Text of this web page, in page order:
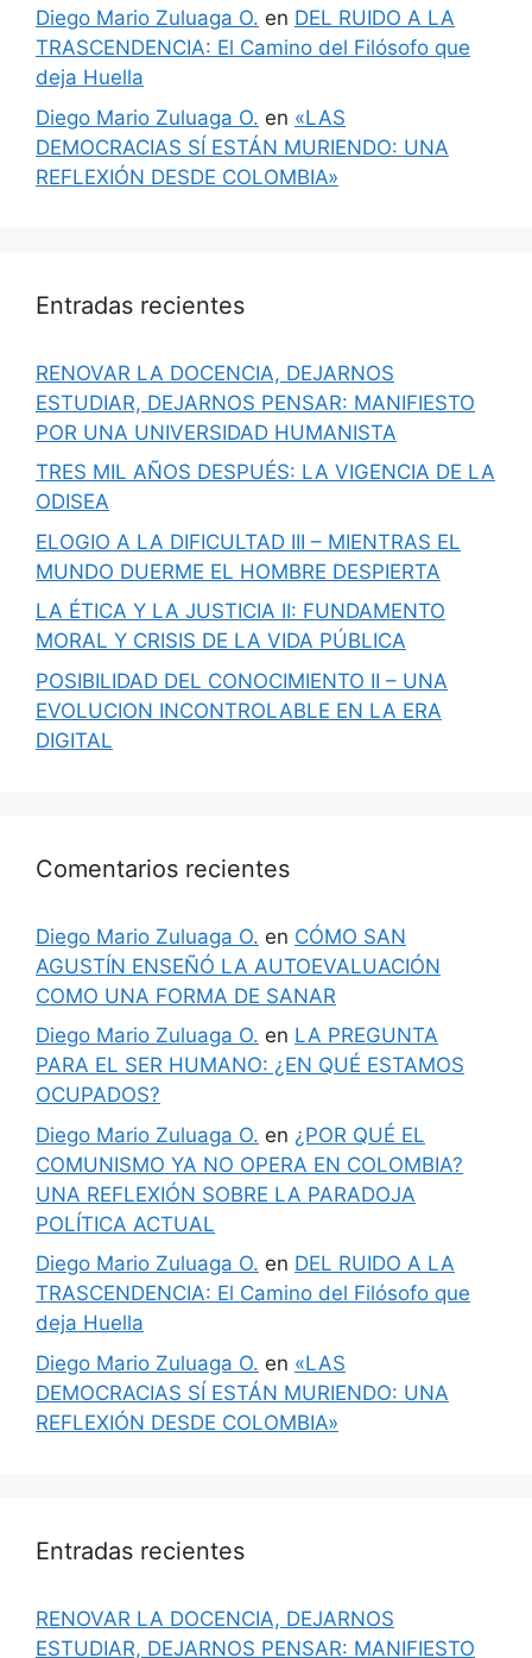
Diego Mario Zuluaga O. en DEL RUIDO A LA
TRASCENDENCIA: El Camino del Filósofo que
deja Huella
Diego Mario Zuluaga O. en «LAS
DEMOCRACIAS SÍ ESTÁN MURIENDO: UNA
REFLEXIÓN DESDE COLOMBIA»
Entradas recientes
RENOVAR LA DOCENCIA, DEJARNOS
ESTUDIAR, DEJARNOS PENSAR: MANIFIESTO
POR UNA UNIVERSIDAD HUMANISTA
TRES MIL AÑOS DESPUÉS: LA VIGENCIA DE LA
ODISEA
ELOGIO A LA DIFICULTAD III – MIENTRAS EL
MUNDO DUERME EL HOMBRE DESPIERTA
LA ÉTICA Y LA JUSTICIA II: FUNDAMENTO
MORAL Y CRISIS DE LA VIDA PÚBLICA
POSIBILIDAD DEL CONOCIMIENTO II – UNA
EVOLUCION INCONTROLABLE EN LA ERA
DIGITAL
Comentarios recientes
Diego Mario Zuluaga O. en CÓMO SAN
AGUSTÍN ENSEÑÓ LA AUTOEVALUACIÓN
COMO UNA FORMA DE SANAR
Diego Mario Zuluaga O. en LA PREGUNTA
PARA EL SER HUMANO: ¿EN QUÉ ESTAMOS
OCUPADOS?
Diego Mario Zuluaga O. en ¿POR QUÉ EL
COMUNISMO YA NO OPERA EN COLOMBIA?
UNA REFLEXIÓN SOBRE LA PARADOJA
POLÍTICA ACTUAL
Diego Mario Zuluaga O. en DEL RUIDO A LA
TRASCENDENCIA: El Camino del Filósofo que
deja Huella
Diego Mario Zuluaga O. en «LAS
DEMOCRACIAS SÍ ESTÁN MURIENDO: UNA
REFLEXIÓN DESDE COLOMBIA»
Entradas recientes
RENOVAR LA DOCENCIA, DEJARNOS
ESTUDIAR, DEJARNOS PENSAR: MANIFIESTO